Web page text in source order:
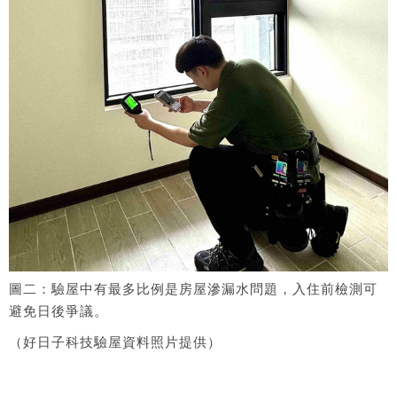
圖二：驗屋中有最多比例是房屋滲漏水問題，入住前檢測可
避免日後爭議。
（好日子科技驗屋資料照片提供）